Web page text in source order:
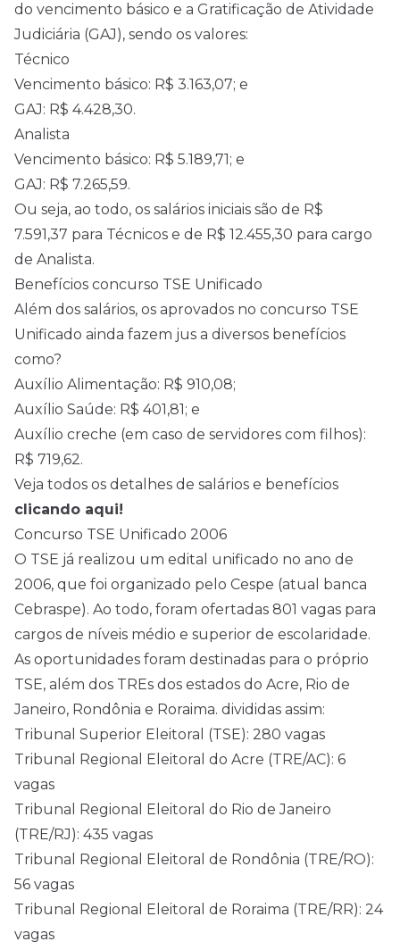
do vencimento básico e a Gratificação de Atividade
Judiciária (GAJ), sendo os valores:
Técnico
Vencimento básico: R$ 3.163,07; e
GAJ: R$ 4.428,30.
Analista
Vencimento básico: R$ 5.189,71; e
GAJ: R$ 7.265,59.
Ou seja, ao todo, os salários iniciais são de R$
7.591,37 para Técnicos e de R$ 12.455,30 para cargo
de Analista.
Benefícios concurso TSE Unificado
Além dos salários, os aprovados no concurso TSE
Unificado ainda fazem jus a diversos benefícios
como?
Auxílio Alimentação: R$ 910,08;
Auxílio Saúde: R$ 401,81; e
Auxílio creche (em caso de servidores com filhos):
R$ 719,62.
Veja todos os detalhes de salários e benefícios
clicando aqui!
Concurso TSE Unificado 2006
O TSE já realizou um edital unificado no ano de
2006, que foi organizado pelo Cespe (atual banca
Cebraspe). Ao todo, foram ofertadas 801 vagas para
cargos de níveis médio e superior de escolaridade.
As oportunidades foram destinadas para o próprio
TSE, além dos TREs dos estados do Acre, Rio de
Janeiro, Rondônia e Roraima. divididas assim:
Tribunal Superior Eleitoral (TSE): 280 vagas
Tribunal Regional Eleitoral do Acre (TRE/AC): 6
vagas
Tribunal Regional Eleitoral do Rio de Janeiro
(TRE/RJ): 435 vagas
Tribunal Regional Eleitoral de Rondônia (TRE/RO):
56 vagas
Tribunal Regional Eleitoral de Roraima (TRE/RR): 24
vagas